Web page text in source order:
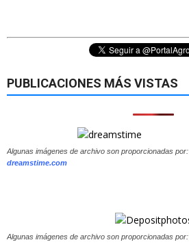
PUBLICACIONES MÁS VISTAS
Algunas imágenes de archivo son proporcionadas por:
dreamstime.com
Algunas imágenes de archivo son proporcionadas por: